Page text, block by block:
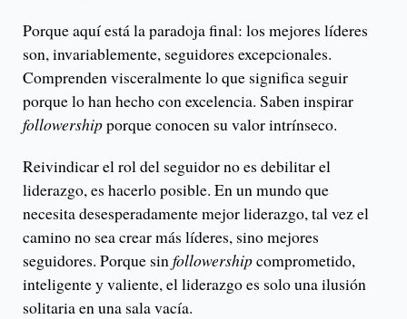
Porque aquí está la paradoja final: los mejores líderes
son, invariablemente, seguidores excepcionales.
Comprenden visceralmente lo que significa seguir
porque lo han hecho con excelencia. Saben inspirar
followershipporque conocen su valor intrínseco.
Reivindicar el rol del seguidor no es debilitar el
liderazgo, es hacerlo posible. En un mundo que
necesita desesperadamente mejor liderazgo, tal vez el
camino no sea crear más líderes, sino mejores
seguidores. Porque sin followershipcomprometido,
inteligente y valiente, el liderazgo es solo una ilusión
solitaria en una sala vacía.